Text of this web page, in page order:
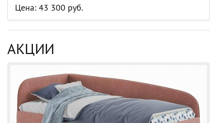
Цена: 43 300 руб.
АКЦИИ